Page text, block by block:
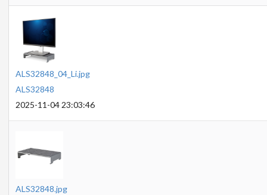
ALS32848_04_Li.jpg
ALS32848
2025-11-04 23:03:46
ALS32848.jpg